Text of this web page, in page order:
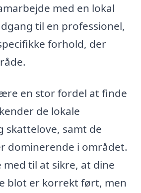
med en lokal
til en professionel,
forhold, der
en stor fordel at finde
de lokale
skattelove, samt de
dominerende i området.
til at sikre, at dine
blot er korrekt ført, men